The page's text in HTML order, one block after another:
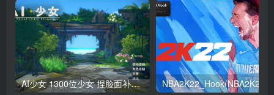
AI少女 1300位少女 捏脸面补数据整合包 总有一位是你想要的